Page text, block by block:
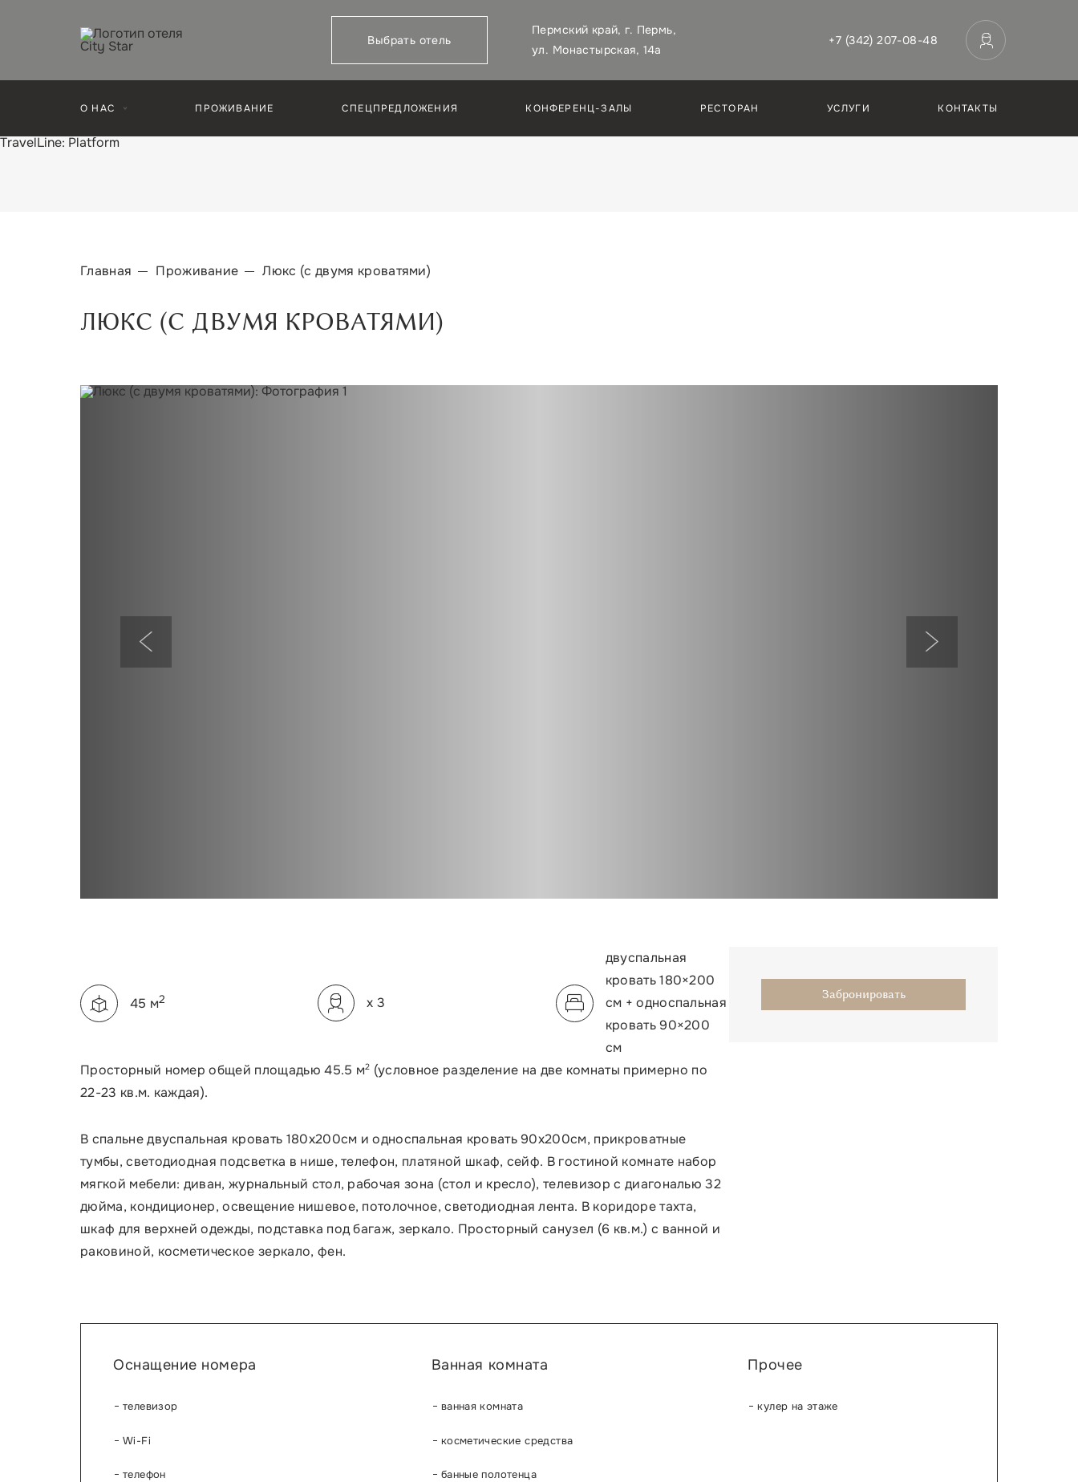
Выбрать отель
Пермский край, г. Пермь,
ул. Монастырская, 14а
+7 (342) 207-08-48
О НАС ПРОЖИВАНИЕ СПЕЦПРЕДЛОЖЕНИЯ КОНФЕРЕНЦ-ЗАЛЫ РЕСТОРАН УСЛУГИ КОНТАКТЫ
TravelLine: Platform
Главная Проживание Люкс (с двумя кроватями)
ЛЮКС (С ДВУМЯ КРОВАТЯМИ)
Предыдущий слайд Следующий слайд
Площадь:
45 м2 Вместимость:
x 3
Кровати:
двуспальная
кровать 180×200
см + односпальная
кровать 90×200
см
Просторный номер общей площадью 45.5 м2 (условное разделение на две комнаты примерно по
22-23 кв.м. каждая).
В спальне двуспальная кровать 180х200см и односпальная кровать 90х200см, прикроватные
тумбы, светодиодная подсветка в нише, телефон, платяной шкаф, сейф. В гостиной комнате набор
мягкой мебели: диван, журнальный стол, рабочая зона (стол и кресло), телевизор с диагональю 32
дюйма, кондиционер, освещение нишевое, потолочное, светодиодная лента. В коридоре тахта,
шкаф для верхней одежды, подставка под багаж, зеркало. Просторный санузел (6 кв.м.) с ванной и
раковиной, косметическое зеркало, фен.
Забронировать
Оснащение номера
телевизор
Wi-Fi
телефон
Ванная комната
ванная комната
косметические средства
банные полотенца
Прочее
кулер на этаже